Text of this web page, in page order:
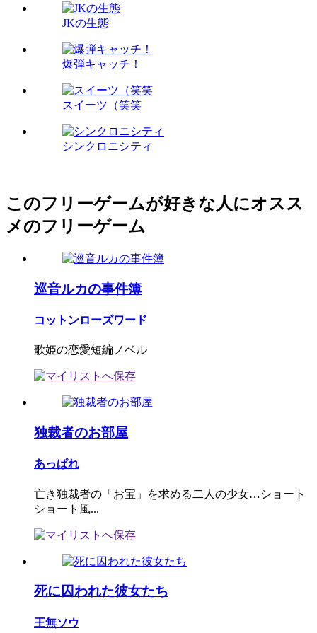
JKの生態
爆弾キャッチ！
スイーツ（笑笑
シンクロニシティ
このフリーゲームが好きな人にオスス
メのフリーゲーム
巡音ルカの事件簿
コットンローズワード
歌姫の恋愛短編ノベル
独裁者のお部屋
あっぱれ
亡き独裁者の「お宝」を求める二人の少女…ショート
ショート風...
死に囚われた彼女たち
王無ソウ